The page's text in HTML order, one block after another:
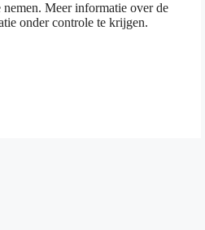
Meer informatie over de
onder controle te krijgen.